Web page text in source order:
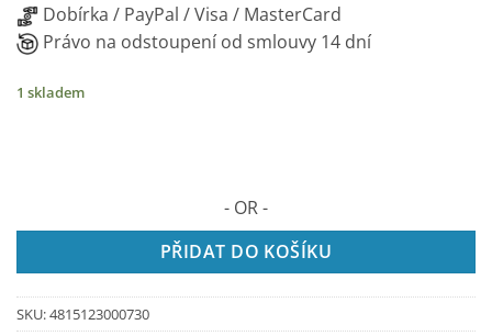
Dobírka / PayPal / Visa / MasterCard
Právo na odstoupení od smlouvy 14 dní
1 skladem
- OR -
PŘIDAT DO KOŠÍKU
SKU:4815123000730